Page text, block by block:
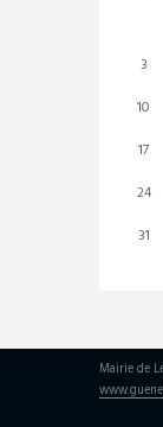
3
10
17
24
31
Mairie de